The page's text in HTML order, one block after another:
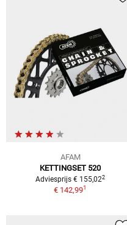
AFAM
KETTINGSET 520
Adviesprijs € 155,022
€ 142,991